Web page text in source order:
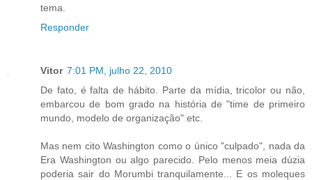
tema.
Responder
Vitor 7:01 PM, julho 22, 2010
De fato, é falta de hábito. Parte da mídia, tricolor ou não,
embarcou de bom grado na história de "time de primeiro
mundo, modelo de organização" etc.
Mas nem cito Washington como o único "culpado", nada da
Era Washington ou algo parecido. Pelo menos meia dúzia
poderia sair do Morumbi tranquilamente... E os moleques